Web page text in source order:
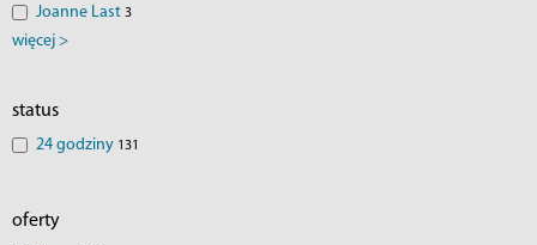
Joanne Last 3
więcej >
status
24 godziny 131
oferty